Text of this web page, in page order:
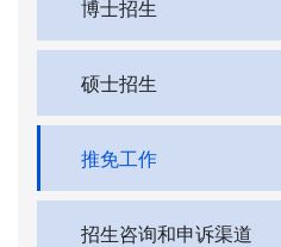
博士招生
硕士招生
推免工作
招生咨询和申诉渠道